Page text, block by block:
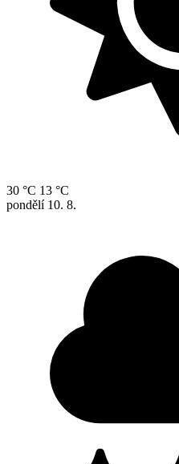
30 °C 13 °C
pondělí 10. 8.